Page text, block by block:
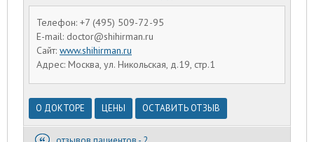
Телефон: +7 (495) 509-72-95
E-mail: doctor@shihirman.ru
Сайт: www.shihirman.ru
Адрес: Москва, ул. Никольская, д.19, стр.1
О ДОКТОРЕ ЦЕНЫ ОСТАВИТЬ ОТЗЫВ